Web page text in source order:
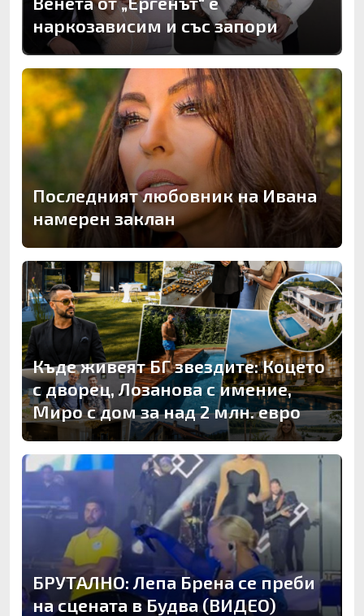
наркозависим и със запори
Последният любовник на Ивана
намерен заклан
Къде живеят БГ звездите: Коцето
с дворец, Лозанова с имение,
Миро с дом за над 2 млн. евро
БРУТАЛНО: Лепа Брена се преби
на сцената в Будва (ВИДЕО)